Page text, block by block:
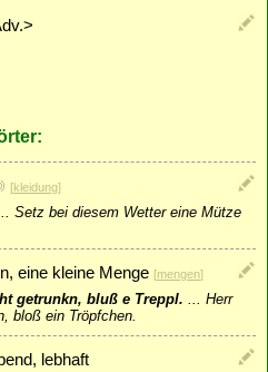
[kleidung]
Setz bei diesem Wetter eine Mütze
eine kleine Menge [mengen]
getrunkn, bluß e Treppl. ... Herr
bloß ein Tröpfchen.
lebhaft